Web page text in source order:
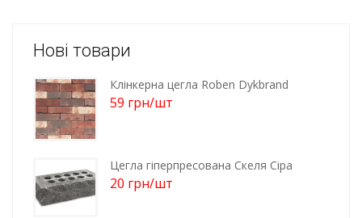
Нові товари
Клінкерна цегла Roben Dykbrand
59 грн/шт
Цегла гіперпресована Скеля Сіра
20 грн/шт